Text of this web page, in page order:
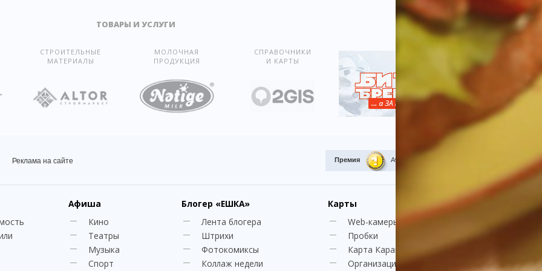
Показать всё
ТОВАРЫ И УСЛУГИ
СТРОИТЕЛЬНЫЕ
МАТЕРИАЛЫ
МОЛОЧНАЯ
ПРОДУКЦИЯ
СПРАВОЧНИКИ
И КАРТЫ
Реклама на сайте Премия Award.kz 2015.
Афиша
Кино
Театры
Музыка
Спорт
Блогер «ЕШКА»
Лента блогера
Штрихи
Фотокомиксы
Коллаж недели
Карты
Web-камеры
Пробки
Карта Караганды
Организации